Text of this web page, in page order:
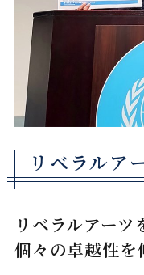
リベラルア
リベラルアーツ
個々の卓越性を